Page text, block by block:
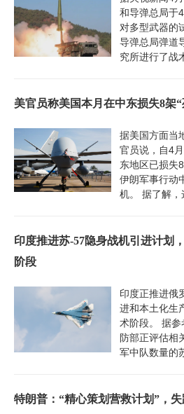
和导弹总局于
对多型武器的
导弹总局弹道
究所进行了战
美官员称美国本月在中东损失8架
据美国方面当
官员说，自4
东地区已损失
伊朗军事行动
机。 据了解，
印度推进苏-57隐身战机引进计划
阶段
印度正推进俄
进和本土化生
术阶段。 据参
防部正评估相
军中队数量的
特朗普：“精心策划营救计划”，